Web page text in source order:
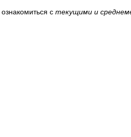
с текущими и